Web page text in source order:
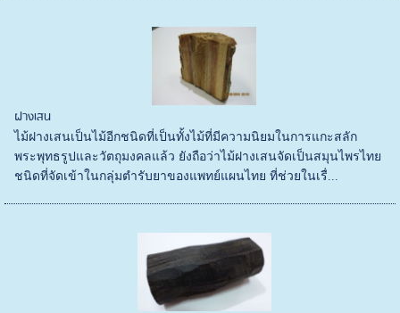
ฝางเสน
ไม้ฝางเสนเป็นไม้อีกชนิดที่เป็นทั้งไม้ที่มีความนิยมในการแกะสลัก
พระพุทธรูปและวัตถุมงคลแล้ว ยังถือว่าไม้ฝางเสนจัดเป็นสมุนไพรไทย
ชนิดที่จัดเข้าในกลุ่มตำรับยาของแพทย์แผนไทย ที่ช่วยในเรื่...